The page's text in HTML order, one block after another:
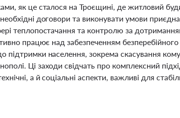
як це сталося на Троєщині, де житловий
договори та виконувати умови
теплопостачання та контролю за
працює над забезпеченням
населення, зокрема скасування
Ці заходи свідчать про комплексний
а й соціальні аспекти, важливі для